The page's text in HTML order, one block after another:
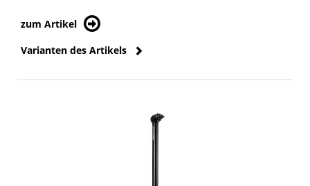
zum Artikel
Varianten des Artikels